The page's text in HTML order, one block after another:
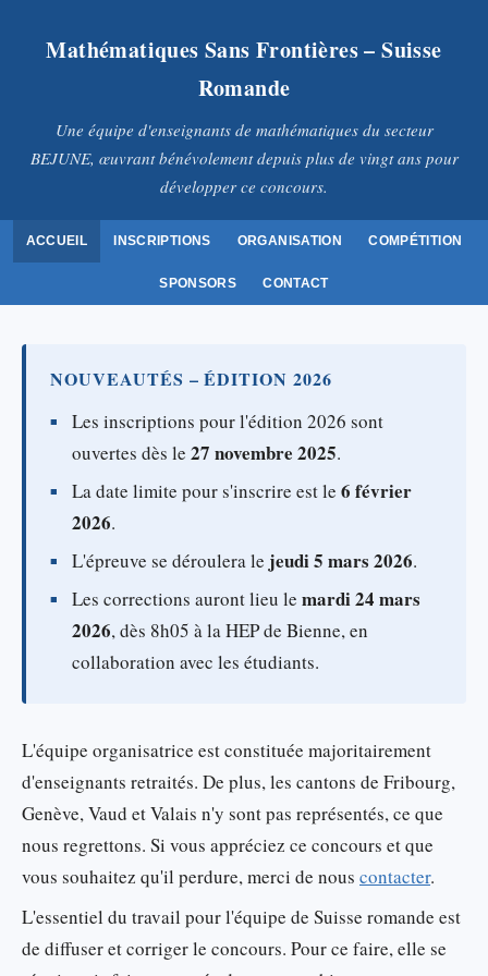
Mathématiques Sans Frontières – Suisse
Romande
Une équipe d'enseignants de mathématiques du secteur
BEJUNE, œuvrant bénévolement depuis plus de vingt ans pour
développer ce concours.
ACCUEIL INSCRIPTIONS ORGANISATION COMPÉTITION
SPONSORS CONTACT
NOUVEAUTÉS – ÉDITION 2026
Les inscriptions pour l'édition 2026 sont
ouvertes dès le 27 novembre 2025.
La date limite pour s'inscrire est le 6 février
2026.
L'épreuve se déroulera le jeudi 5 mars 2026.
Les corrections auront lieu le mardi 24 mars
2026, dès 8h05 à la HEP de Bienne, en
collaboration avec les étudiants.
L'équipe organisatrice est constituée majoritairement
d'enseignants retraités. De plus, les cantons de Fribourg,
Genève, Vaud et Valais n'y sont pas représentés, ce que
nous regrettons. Si vous appréciez ce concours et que
vous souhaitez qu'il perdure, merci de nous contacter.
L'essentiel du travail pour l'équipe de Suisse romande est
de diffuser et corriger le concours. Pour ce faire, elle se